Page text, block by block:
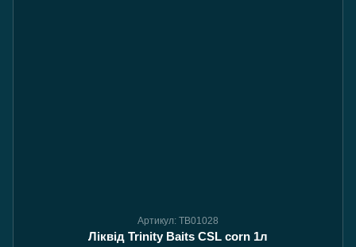
Артикул: TB01028
Ліквід Trinity Baits CSL corn 1л